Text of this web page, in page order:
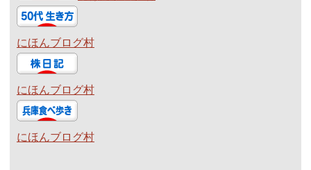
にほんブログ村
にほんブログ村
にほんブログ村